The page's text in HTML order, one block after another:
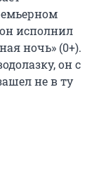
исполнил
ночь» (0+).
он с
не в ту